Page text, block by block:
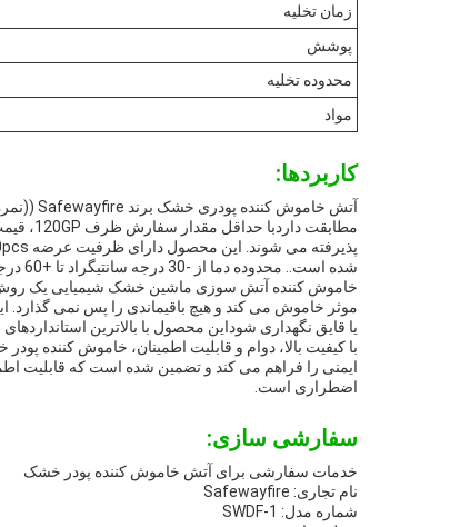
زمان تخليه
پوشش
محدوده تخلیه
مواد
کاربردها:
شده است.. محدوده دما از -30 درجه سانتیگراد تا +60 درجه سانتیگراد است و با یک سال گارانتی عرضه می شود.
خاموش کننده آتش سوزی ماشین خشک شیمیایی یک روش
موثر خاموش می کند و هیچ باقیماندی را پس نمی
یا قایق نگهداری شوداین محصول با بالاترین
ایمنی را فراهم می کند و تضمین شده است که قابلیت
اضطراری است.
سفارشی سازی:
خدمات سفارشی برای آتش خاموش کننده پودر خشک
نام تجاری: Safewayfire
شماره مدل: SWDF-1